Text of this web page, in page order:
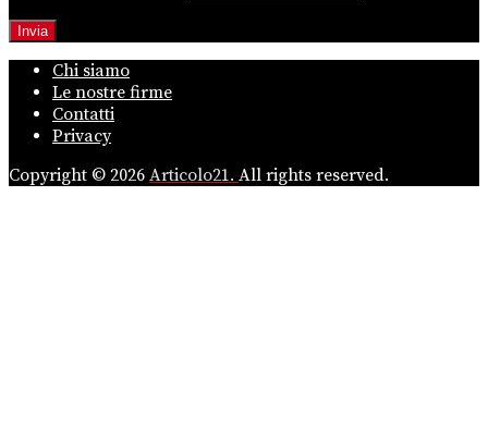
Chi siamo
Le nostre firme
Contatti
Privacy
Copyright © 2026 Articolo21. All rights reserved.